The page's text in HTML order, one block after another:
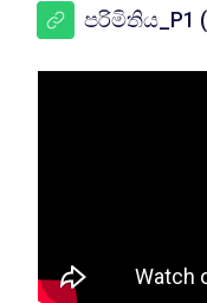
පරිමිතිය_P1